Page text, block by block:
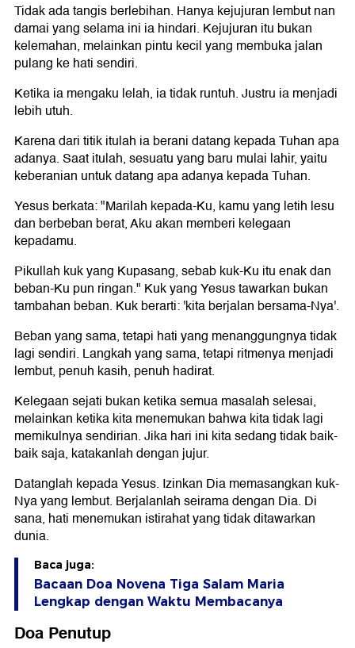
Tidak ada tangis berlebihan. Hanya kejujuran lembut nan
damai yang selama ini ia hindari. Kejujuran itu bukan
kelemahan, melainkan pintu kecil yang membuka jalan
pulang ke hati sendiri.
Ketika ia mengaku lelah, ia tidak runtuh. Justru ia menjadi
lebih utuh.
Karena dari titik itulah ia berani datang kepada Tuhan apa
adanya. Saat itulah, sesuatu yang baru mulai lahir, yaitu
keberanian untuk datang apa adanya kepada Tuhan.
Yesus berkata: "Marilah kepada-Ku, kamu yang letih lesu
dan berbeban berat, Aku akan memberi kelegaan
kepadamu.
Pikullah kuk yang Kupasang, sebab kuk-Ku itu enak dan
beban-Ku pun ringan." Kuk yang Yesus tawarkan bukan
tambahan beban. Kuk berarti: 'kita berjalan bersama-Nya'.
Beban yang sama, tetapi hati yang menanggungnya tidak
lagi sendiri. Langkah yang sama, tetapi ritmenya menjadi
lembut, penuh kasih, penuh hadirat.
Kelegaan sejati bukan ketika semua masalah selesai,
melainkan ketika kita menemukan bahwa kita tidak lagi
memikulnya sendirian. Jika hari ini kita sedang tidak baik-
baik saja, katakanlah dengan jujur.
Datanglah kepada Yesus. Izinkan Dia memasangkan kuk-
Nya yang lembut. Berjalanlah seirama dengan Dia. Di
sana, hati menemukan istirahat yang tidak ditawarkan
dunia.
Baca juga:
Bacaan Doa Novena Tiga Salam Maria
Lengkap dengan Waktu Membacanya
Doa Penutup